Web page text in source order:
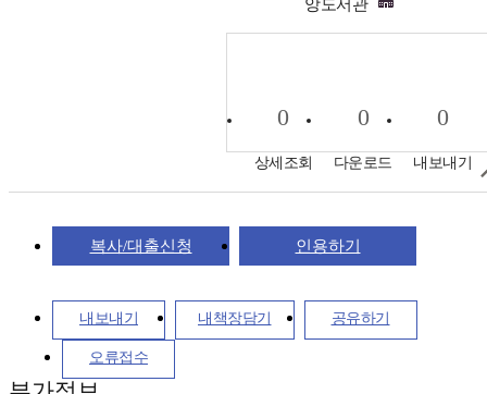
앙도서관
0
상세조회
0
다운로드
0
내보내기
복사/대출신청 인용하기
내보내기 내책장담기 공유하기
오류접수